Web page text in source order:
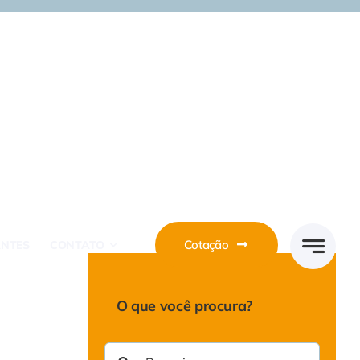
Cotação
O que você procura?
Buscar